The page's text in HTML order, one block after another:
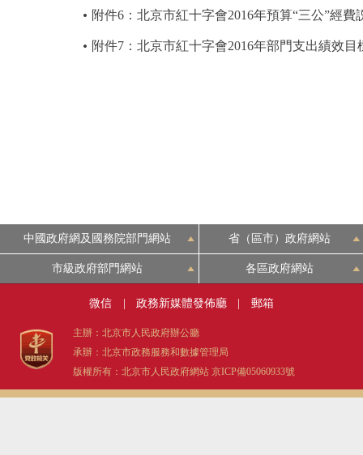
附件6：北京市紅十字會2016年預算“三公”經費
附件7：北京市紅十字會2016年部門支出績效目
中國政府網及國務院部門網站 省（區市）政府網站
市級政府部門網站 各區政府網站
微信 政務新媒體發佈廳 郵箱
主辦：北京市人民政府辦公廳
承辦：北京市政務服務和數據管理局
版權所有：北京市人民政府網站 京ICP備05060933號